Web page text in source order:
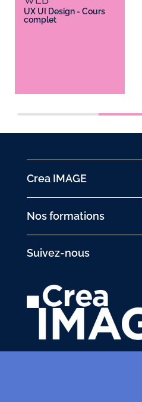
UX UI Design - Cours
complet
Crea IMAGE
Nos formations
Suivez-nous